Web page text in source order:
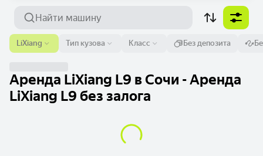
Аэропорт или адрес
Сочи
10 авг. 12:00 13 авг. 12:00
Тип кузова Класс
LiXiang Без депозита
Аренда LiXiang L9 в Сочи - Аренда
LiXiang L9 без залога